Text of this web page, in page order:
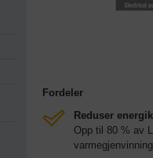
Fordeler
Reduser
Opp til 80 % av